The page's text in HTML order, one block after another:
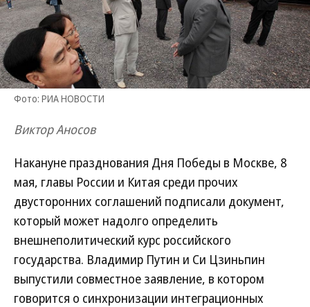
Фото: РИА НОВОСТИ
Виктор Аносов
Накануне празднования Дня Победы в Москве, 8
мая, главы России и Китая среди прочих
двусторонних соглашений подписали документ,
который может надолго определить
внешнеполитический курс российского
государства. Владимир Путин и Си Цзиньпин
выпустили совместное заявление, в котором
говорится о синхронизации интеграционных